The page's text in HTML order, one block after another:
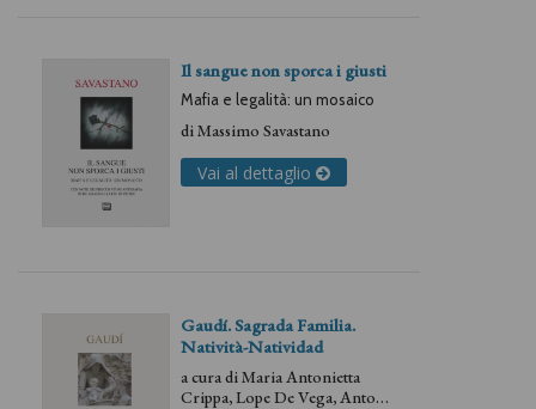
Il sangue non sporca i giusti
Mafia e legalità: un mosaico
diMassimo Savastano
Vai al dettaglio
Gaudí. Sagrada Familia.
Natività-Natividad
a cura diMaria Antonietta
Crippa,Lope De Vega,Antoni